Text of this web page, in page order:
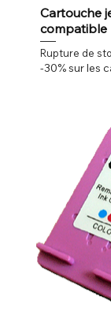
Cartouche
compatible
Rupture de
-30% sur les